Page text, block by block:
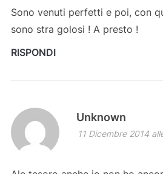
Sono venuti perfetti e poi, con
sono stra golosi ! A presto !
RISPONDI
Unknown
11 Dicembre 2014